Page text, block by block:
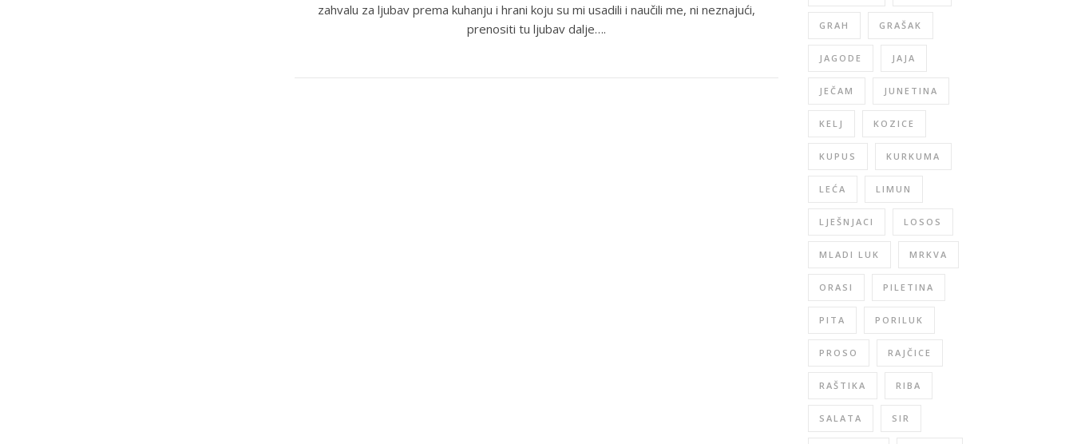
zahvalu za ljubav prema kuhanju i hrani koju su mi usadili i naučili me, ni neznajući,
prenositi tu ljubav dalje….
GRAH GRAŠAK
JAGODE JAJA
JEČAM JUNETINA
KELJ KOZICE
KUPUS KURKUMA
LEĆA LIMUN
LJEŠNJACI LOSOS
MLADI LUK MRKVA
ORASI PILETINA
PITA PORILUK
PROSO RAJČICE
RAŠTIKA RIBA
SALATA SIR